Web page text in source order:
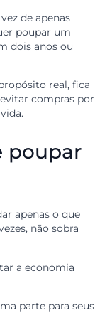
e
sai do
você
vez de apenas
em dois anos ou
e evitar compras
vida.